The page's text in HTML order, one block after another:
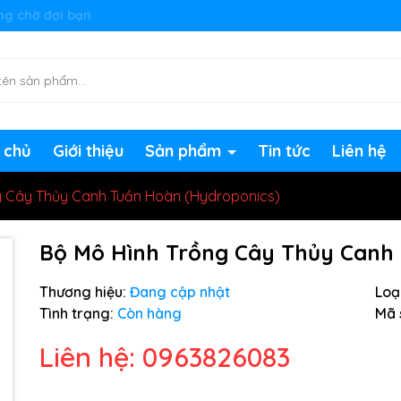
chờ đợi bạn
Giới thiệu Sản phẩm Tin tức Liên hệ
Cây Thủy Canh Tuần Hoàn (Hydroponics)
Bộ Mô Hình Trồng Cây Thủy
Thương hiệu: Đang cập nhật
Tình trạng: Còn hàng Mã
Liên hệ: 0963826083